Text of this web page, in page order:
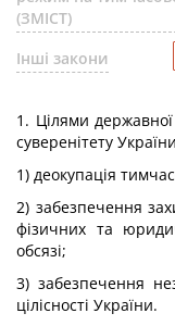
(ЗМІСТ)
Інші закони
1. Цілями
суверенітету
1) деокупація
2) забезпечення
фізичних та
обсязі;
3) забезпечення
цілісності України.